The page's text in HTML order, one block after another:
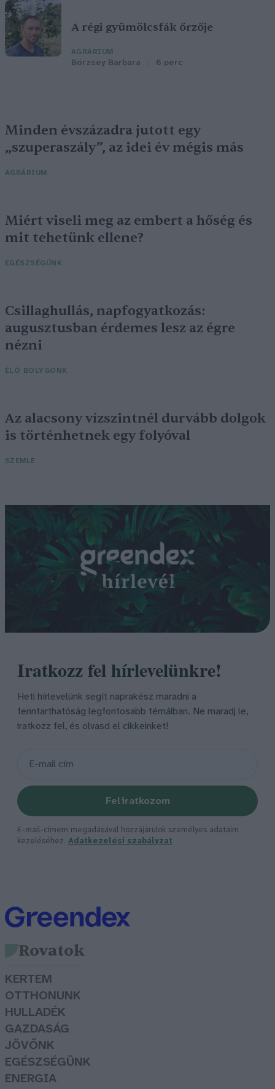
A régi gyümölcsfák őrzője
AGRÁRIUM
Börzsey Barbara 6 perc
Minden évszázadra jutott egy
„szuperaszály”, az idei év mégis más
AGRÁRIUM
Miért viseli meg az embert a hőség és
mit tehetünk ellene?
EGÉSZSÉGÜNK
Csillaghullás, napfogyatkozás:
augusztusban érdemes lesz az égre
nézni
ÉLŐ BOLYGÓNK
Az alacsony vízszintnél durvább dolgok
is történhetnek egy folyóval
SZEMLE
Iratkozz fel hírlevelünkre!
Heti hírlevelünk segít naprakész maradni a
fenntarthatóság legfontosabb témáiban. Ne maradj le,
iratkozz fel, és olvasd el cikkeinket!
Feliratkozom
E-mail-címem megadásával hozzájárulok személyes adataim
kezeléséhez. Adatkezelési szabályzat
Rovatok
KERTEM
OTTHONUNK
HULLADÉK
GAZDASÁG
JÖVŐNK
EGÉSZSÉGÜNK
ENERGIA